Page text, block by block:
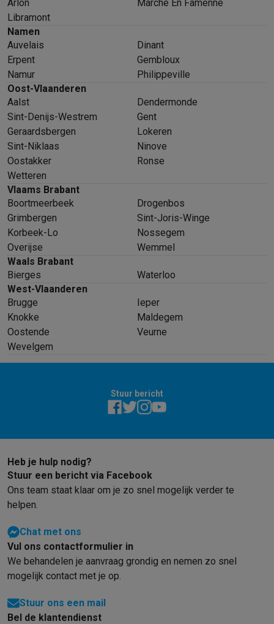
Arlon
Marche En Famenne
Libramont
Namen
Auvelais
Dinant
Erpent
Gembloux
Namur
Philippeville
Oost-Vlaanderen
Aalst
Dendermonde
Sint-Denijs-Westrem
Gent
Geraardsbergen
Lokeren
Sint-Niklaas
Ninove
Oostakker
Ronse
Wetteren
Vlaams Brabant
Boortmeerbeek
Drogenbos
Grimbergen
Sint-Joris-Winge
Korbeek-Lo
Nossegem
Overijse
Wemmel
Waals Brabant
Bierges
Waterloo
West-Vlaanderen
Brugge
Ieper
Knokke
Maldegem
Oostende
Veurne
Wevelgem
Stuur bericht
Heb je hulp nodig?
Stuur een bericht via Facebook
Ons team staat klaar om je zo snel mogelijk verder te
helpen.
Chat met ons
Vul ons contactformulier in
We behandelen je aanvraag grondig en nemen zo snel
mogelijk contact met je op.
Stuur ons een mail
Bel de klantendienst